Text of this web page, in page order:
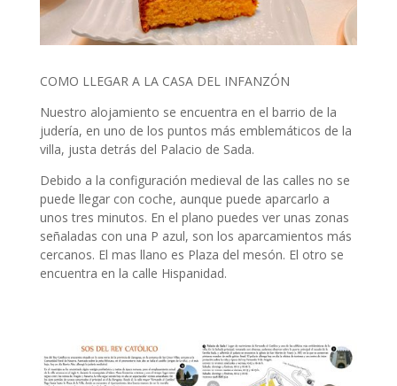
COMO LLEGAR A LA CASA DEL INFANZÓN
Nuestro alojamiento se encuentra en el barrio de la
judería, en uno de los puntos más emblemáticos de la
villa, justa detrás del Palacio de Sada.
Debido a la configuración medieval de las calles no se
puede llegar con coche, aunque puede aparcarlo a
unos tres minutos. En el plano puedes ver unas zonas
señaladas con una P azul, son los aparcamientos más
cercanos. El mas llano es Plaza del mesón. El otro se
encuentra en la calle Hispanidad.